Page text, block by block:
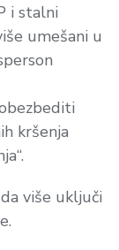
i stalni
umešani u
kršenja
više uključi